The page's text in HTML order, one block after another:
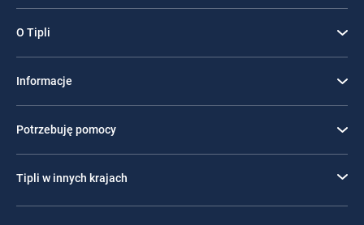
O Tipli
Informacje
Potrzebuję pomocy
Tipli w innych krajach